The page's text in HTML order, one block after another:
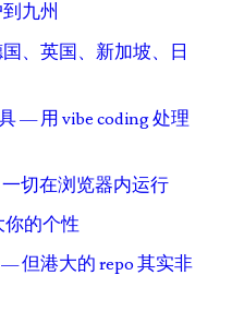
九州
、英国、新加坡、日
— 用 vibe coding 处理
切在浏览器内运行
你的个性
但港大的 repo 其实非